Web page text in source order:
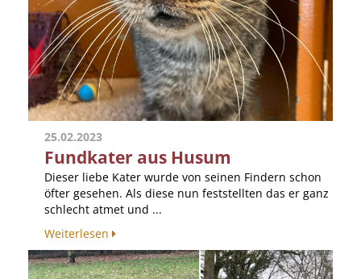
25.02.2023
Fundkater aus Husum
Dieser liebe Kater wurde von seinen Findern schon
öfter gesehen. Als diese nun feststellten das er ganz
schlecht atmet und ...
Weiterlesen